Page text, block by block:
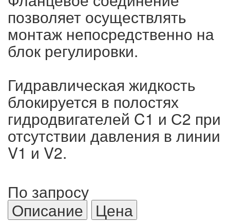
позволяет осуществлять
монтаж непосредственно на
блок регулировки.
Гидравлическая жидкость
блокируется в полостях
гидродвигателей C1 и С2 при
отсутствии давления в линии
V1 и V2.
По запросу
Описание
Цена